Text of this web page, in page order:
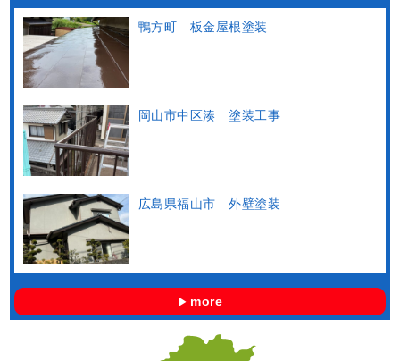
鴨方町 板金屋根塗装
岡山市中区湊 塗装工事
広島県福山市 外壁塗装
more